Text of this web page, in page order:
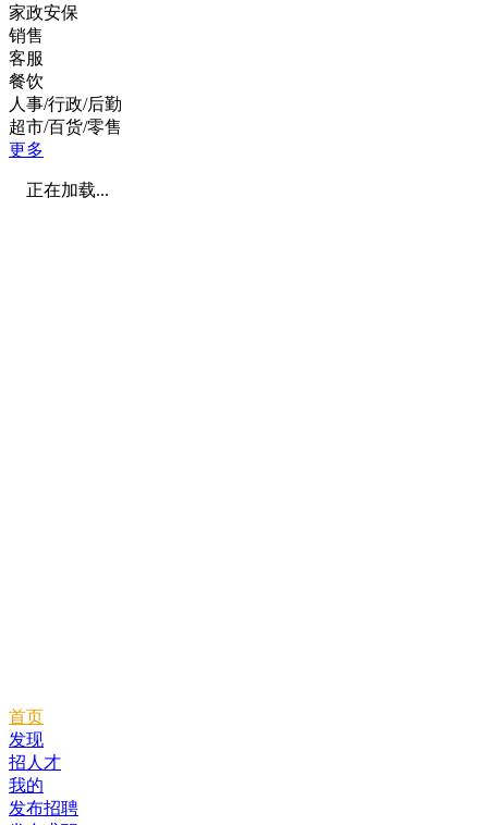
家政安保
销售
客服
餐饮
人事/行政/后勤
超市/百货/零售
更多
正在加载...
首页
发现
招人才
我的
发布招聘